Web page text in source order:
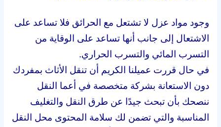
وجود مواد عزل لا تشتعل مع الحرائق فلا تساعد على
الاشتعال إلى جانب أنها تساعد على الوقاية من
التسرب المائي والتسرب الحراري.
في حال قررت عميلنا الكريم أن تنقل الأثاث بمفردك
دون الاستعانة بشركة متخصصة في أعما النقل
ننصحك بأن تبحث جيدًا عن طرق النقل والتغليف
المناسبة والتي تضمن لك سلامة المحتوى محل النقل